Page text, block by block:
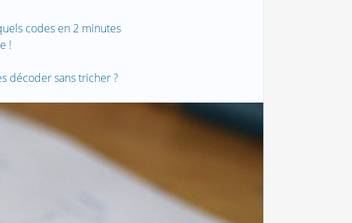
codes en 2 minutes
!
décoder sans tricher ?